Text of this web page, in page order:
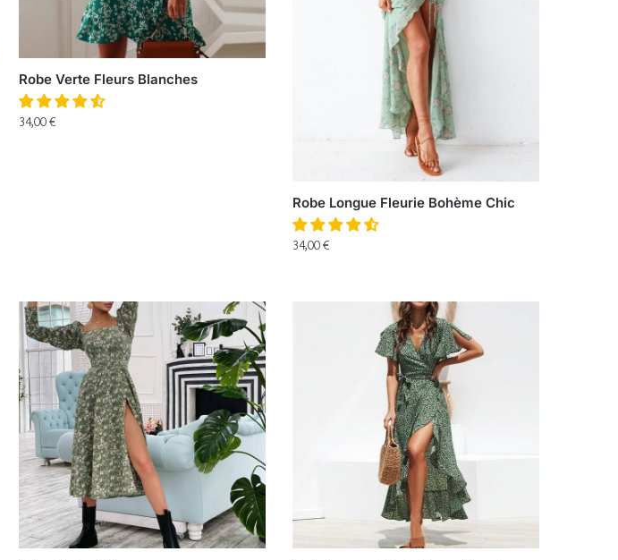
Robe Verte Fleurs Blanches
34,00€
Robe Longue Fleurie Bohème Chic
34,00€